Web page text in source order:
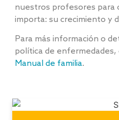
nuestros profesores para
importa: su crecimiento y
Para más información o
política de
Manual de familia.